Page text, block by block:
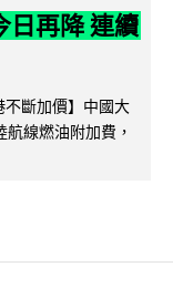
日再降 連續
不斷加價】中國大
線燃油附加費，